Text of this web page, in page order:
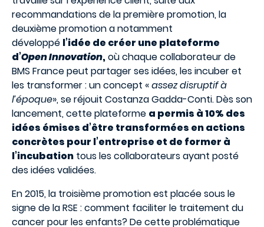
recommandations de la première promotion, la
deuxième promotion a notamment
développé l’idée de créer une plateforme
d’Open Innovation,où chaque collaborateur de
BMS France peut partager ses idées, les incuber et
les transformer : un concept «assez disruptif à
l’époque», se réjouit Costanza Gadda-Conti. Dès son
lancement, cette plateforme a permis à 10% des
idées émises d’être transformées en actions
concrètes pour l’entreprise et de former à
l’incubation tous les collaborateurs ayant posté
des idées validées.
En 2015, la troisième promotion est placée sous le
signe de la RSE : comment faciliter le traitement du
cancer pour les enfants? De cette problématique